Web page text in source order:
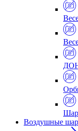
Воздушные